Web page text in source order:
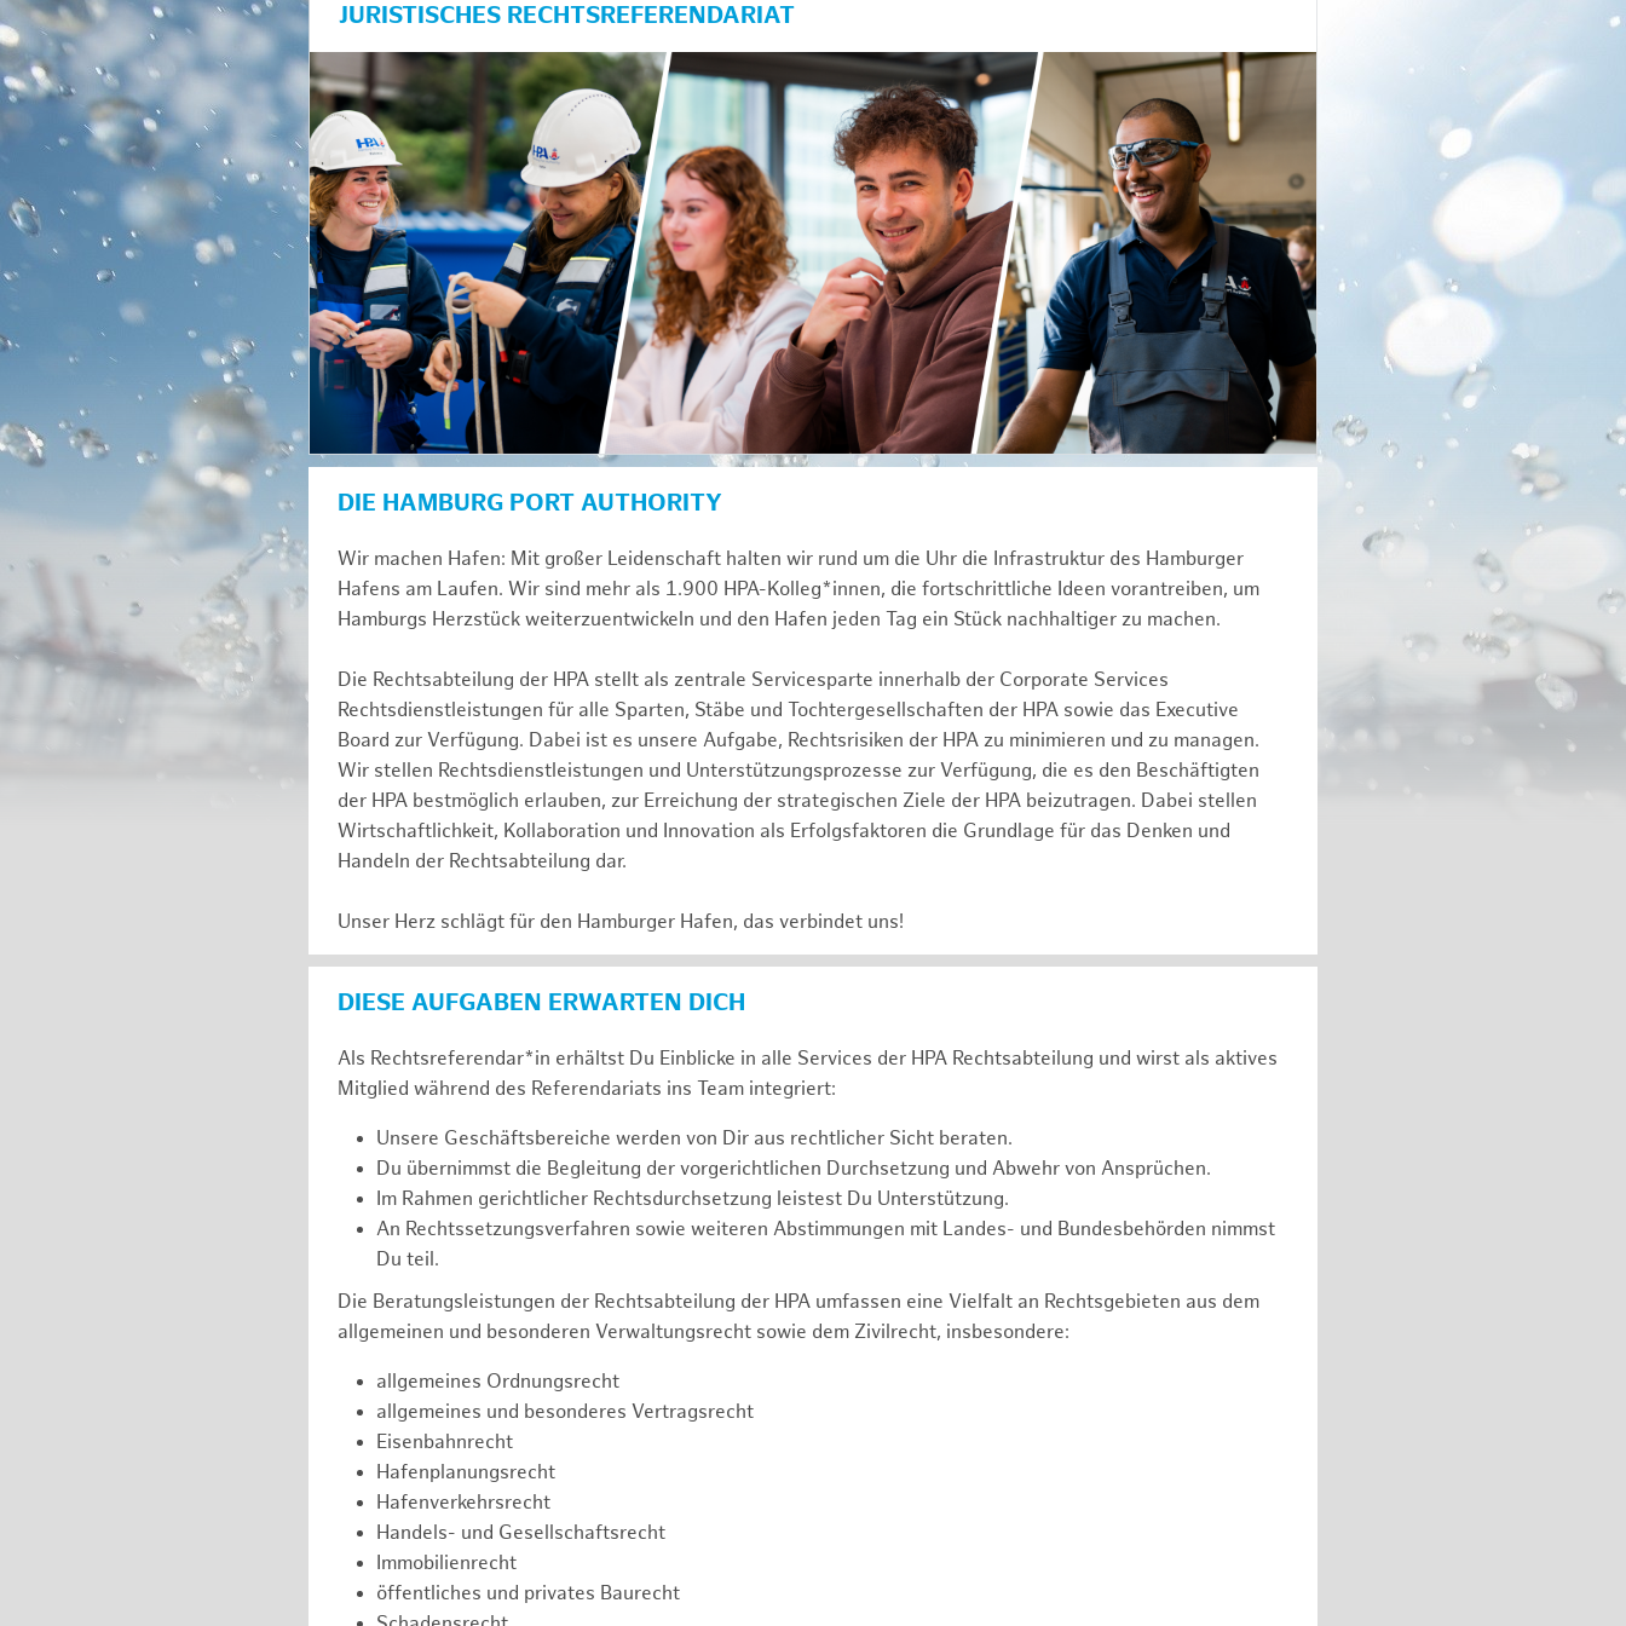
JURISTISCHES RECHTSREFERENDARIAT
DIE HAMBURG PORT AUTHORITY
Wir machen Hafen: Mit großer Leidenschaft halten wir rund um die Uhr die Infrastruktur des Hamburger
Hafens am Laufen. Wir sind mehr als 1.900 HPA-Kolleg*innen, die fortschrittliche Ideen vorantreiben, um
Hamburgs Herzstück weiterzuentwickeln und den Hafen jeden Tag ein Stück nachhaltiger zu machen.
Die Rechtsabteilung der HPA stellt als zentrale Servicesparte innerhalb der Corporate Services
Rechtsdienstleistungen für alle Sparten, Stäbe und Tochtergesellschaften der HPA sowie das Executive
Board zur Verfügung. Dabei ist es unsere Aufgabe, Rechtsrisiken der HPA zu minimieren und zu managen.
Wir stellen Rechtsdienstleistungen und Unterstützungsprozesse zur Verfügung, die es den Beschäftigten
der HPA bestmöglich erlauben, zur Erreichung der strategischen Ziele der HPA beizutragen. Dabei stellen
Wirtschaftlichkeit, Kollaboration und Innovation als Erfolgsfaktoren die Grundlage für das Denken und
Handeln der Rechtsabteilung dar.
Unser Herz schlägt für den Hamburger Hafen, das verbindet uns!
DIESE AUFGABEN ERWARTEN DICH
Als Rechtsreferendar*in erhältst Du Einblicke in alle Services der HPA Rechtsabteilung und wirst als aktives
Mitglied während des Referendariats ins Team integriert:
Unsere Geschäftsbereiche werden von Dir aus rechtlicher Sicht beraten.
Du übernimmst die Begleitung der vorgerichtlichen Durchsetzung und Abwehr von Ansprüchen.
Im Rahmen gerichtlicher Rechtsdurchsetzung leistest Du Unterstützung.
An Rechtssetzungsverfahren sowie weiteren Abstimmungen mit Landes- und Bundesbehörden nimmst
Du teil.
Die Beratungsleistungen der Rechtsabteilung der HPA umfassen eine Vielfalt an Rechtsgebieten aus dem
allgemeinen und besonderen Verwaltungsrecht sowie dem Zivilrecht, insbesondere:
allgemeines Ordnungsrecht
allgemeines und besonderes Vertragsrecht
Eisenbahnrecht
Hafenplanungsrecht
Hafenverkehrsrecht
Handels- und Gesellschaftsrecht
Immobilienrecht
öffentliches und privates Baurecht